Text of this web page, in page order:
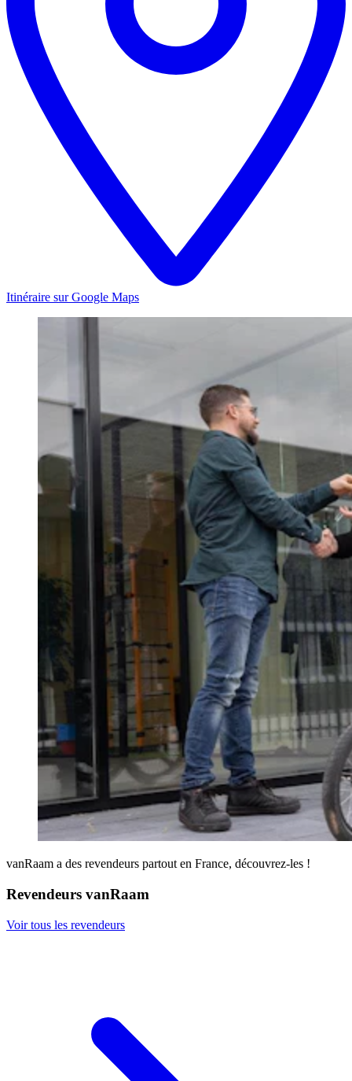
Itinéraire sur Google Maps
vanRaam a des revendeurs partout en France, découvrez-les !
Revendeurs vanRaam
Voir tous les revendeurs